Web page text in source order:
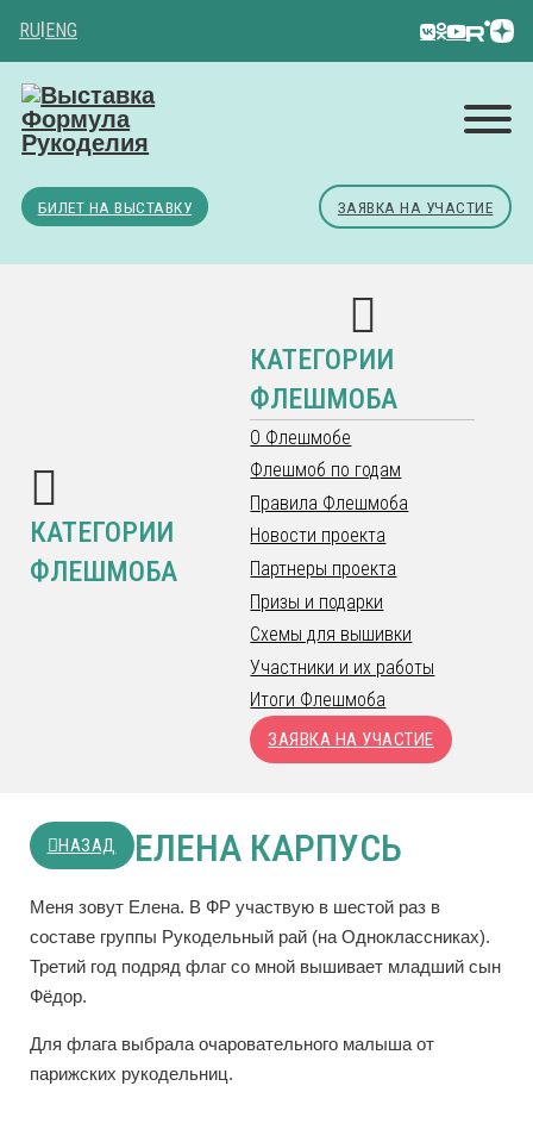
RU ENG
БИЛЕТ НА ВЫСТАВКУ ЗАЯВКА НА УЧАСТИЕ
КАТЕГОРИИ
ФЛЕШМОБА
КАТЕГОРИИ
ФЛЕШМОБА
О Флешмобе
Флешмоб по годам
Правила Флешмоба
Новости проекта
Партнеры проекта
Призы и подарки
Схемы для вышивки
Участники и их работы
Итоги Флешмоба
ЗАЯВКА НА УЧАСТИЕ
НАЗАД ЕЛЕНА КАРПУСЬ
Меня зовут Елена. В ФР участвую в шестой раз в
составе группы Рукодельный рай (на Одноклассниках).
Третий год подряд флаг со мной вышивает младший сын
Фёдор.
Для флага выбрала очаровательного малыша от
парижских рукодельниц.